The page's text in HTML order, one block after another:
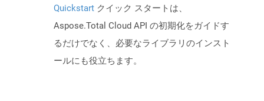
Quickstart クイック スタートは、
Aspose.Total Cloud API の初期化をガイドす
るだけでなく、必要なライブラリのインスト
ールにも役立ちます。